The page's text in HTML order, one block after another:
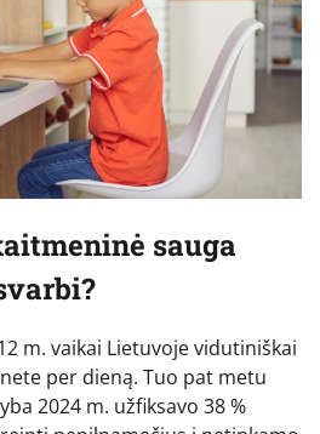
sauga
m. vaikai Lietuvoje vidutiniškai
per dieną. Tuo pat metu
2024 m. užfiksavo 38 %